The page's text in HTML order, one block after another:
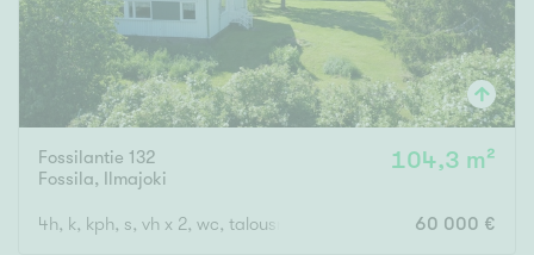
Fossilantie 132
Fossila, Ilmajoki
104,3 m²
4h, k, kph, s, vh x 2, wc, talousrakennus 60 000 €